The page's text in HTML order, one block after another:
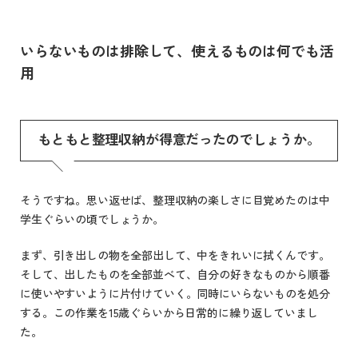
いらないものは排除して、使えるものは何でも活
用
もともと整理収納が得意だったのでしょうか。
そうですね。思い返せば、整理収納の楽しさに目覚めたのは中
学生ぐらいの頃でしょうか。
まず、引き出しの物を全部出して、中をきれいに拭くんです。
そして、出したものを全部並べて、自分の好きなものから順番
に使いやすいように片付けていく。同時にいらないものを処分
する。この作業を15歳ぐらいから日常的に繰り返していまし
た。